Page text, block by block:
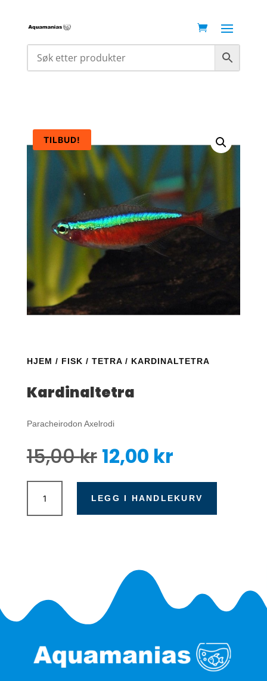
TILBUD!
HJEM / FISK / TETRA/ KARDINALTETRA
Kardinaltetra
Paracheirodon Axelrodi
15,00kr Opprinnelig
pris
var:
15,00 kr.
12,00 kr
er:
12,00 kr.
Kardinaltetra
antall
LEGG I HANDLEKURV